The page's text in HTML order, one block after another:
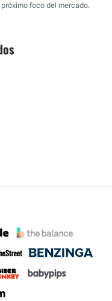
foco del mercado.